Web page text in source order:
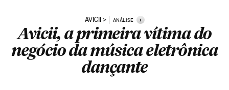
AVICII ANÁLISE i
Avicii, a primeira vítima do
negócio da música eletrônica
dançante